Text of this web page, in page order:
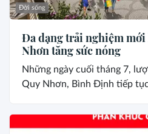
Đời sống
Đa dạng trải nghiệm
Nhơn tăng sức nóng
Những ngày cuối tháng 7,
Quy Nhơn, Bình Định tiếp